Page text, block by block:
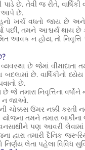
છે. તેવી જ રીતે,
આપે છે.
ખર્ચ વધતો જાય છે અને
પછી, તમને આશ્ચર્ય થાય છે
આવક ન હોય, તો નિવૃત્તિ
છે જેમાં વીમાદાતા
છે. વાર્ષિકીનો ધ્યેય
છે.
તમારા નિવૃત્તિના
ન જાઓ.
ચોક્કસ ઉંમર નક્કી
તમને તમારા બાકીના
પણ આવરી લેવામાં
દ્વારા તમારી દૈનિક
નિર્ણય લેતા પહેલા વિવિધ